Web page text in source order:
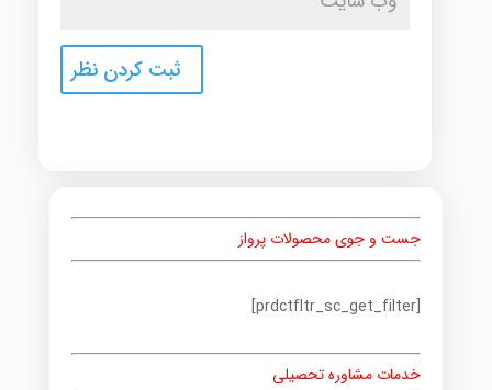
جست و جوی محصولات پرواز
[prdctfltr_sc_get_filter]
خدمات مشاوره تحصیلی